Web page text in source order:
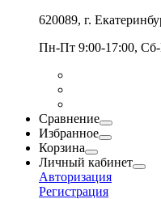
620089, г.
Пн-Пт 9:00-17:00,
Сравнение
Избранное
Корзина
Личный кабинет
Авторизация
Регистрация